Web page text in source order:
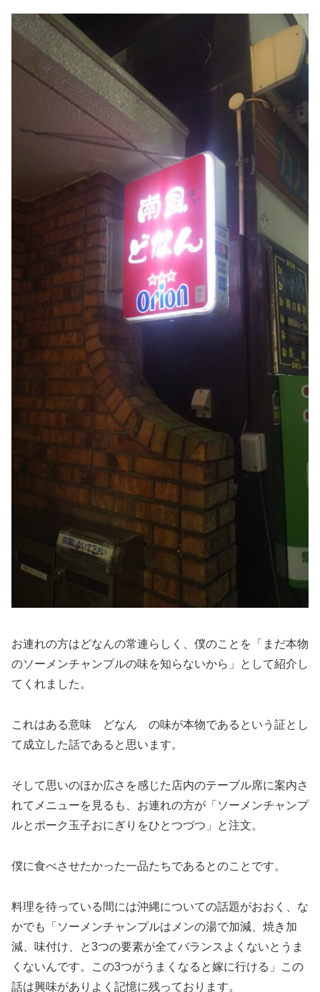
お連れの方はどなんの常連らしく、僕のことを「まだ本物
のソーメンチャンプルの味を知らないから」として紹介し
てくれました。
これはある意味 どなん の味が本物であるという証とし
て成立した話であると思います。
そして思いのほか広さを感じた店内のテーブル席に案内さ
れてメニューを見るも、お連れの方が「ソーメンチャンプ
ルとポーク玉子おにぎりをひとつづつ」と注文。
僕に食べさせたかった一品たちであるとのことです。
料理を待っている間には沖縄についての話題がおおく、な
かでも「ソーメンチャンプルはメンの湯で加減、焼き加
減、味付け、と3つの要素が全てバランスよくないとうま
くないんです。この3つがうまくなると嫁に行ける」この
話は興味がありよく記憶に残っております。